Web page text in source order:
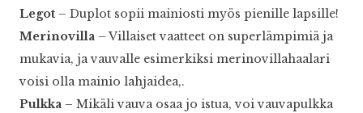
Legot – Duplot sopii mainiosti myös pienille lapsille!
Merinovilla – Villaiset vaatteet on superlämpimiä ja
mukavia, ja vauvalle esimerkiksi merinovillahaalari
voisi olla mainio lahjaidea,.
Pulkka – Mikäli vauva osaa jo istua, voi vauvapulkka